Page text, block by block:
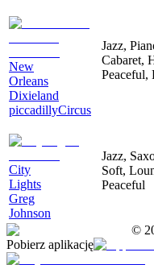
New
Orleans
Dixieland
piccadillyCircus
Jazz,
Cabaret,
Peaceful,
City
Lights
Greg
Johnson
Jazz,
Soft,
Peaceful
©
Pobierz aplikację